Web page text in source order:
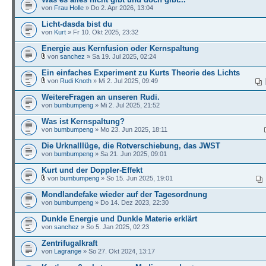
von Frau Holle » Do 2. Apr 2026, 13:04
Licht-dasda bist du
von Kurt » Fr 10. Okt 2025, 23:32
Energie aus Kernfusion oder Kernspaltung
von sanchez » Sa 19. Jul 2025, 02:24
Ein einfaches Experiment zu Kurts Theorie des Lichts
von Rudi Knoth » Mi 2. Jul 2025, 09:49
WeitereFragen an unseren Rudi.
von bumbumpeng » Mi 2. Jul 2025, 21:52
Was ist Kernspaltung?
von bumbumpeng » Mo 23. Jun 2025, 18:11
Die Urknalllüge, die Rotverschiebung, das JWST
von bumbumpeng » Sa 21. Jun 2025, 09:01
Kurt und der Doppler-Effekt
von bumbumpeng » So 15. Jun 2025, 19:01
Mondlandefake wieder auf der Tagesordnung
von bumbumpeng » Do 14. Dez 2023, 22:30
Dunkle Energie und Dunkle Materie erklärt
von sanchez » So 5. Jan 2025, 02:23
Zentrifugalkraft
von Lagrange » So 27. Okt 2024, 13:17